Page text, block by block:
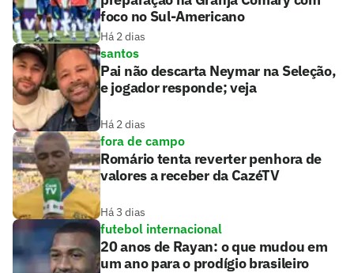
foco no Sul-Americano
Há 2 dias
santos
Pai não descarta Neymar na Seleção,
e jogador responde; veja
Há 2 dias
fora de campo
Romário tenta reverter penhora de
valores a receber da CazéTV
Há 3 dias
futebol internacional
20 anos de Rayan: o que mudou em
um ano para o prodígio brasileiro